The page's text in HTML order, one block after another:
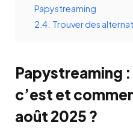
Papystreaming
2.4. Trouver des
Papystreaming
c’est et
août 2025 ?